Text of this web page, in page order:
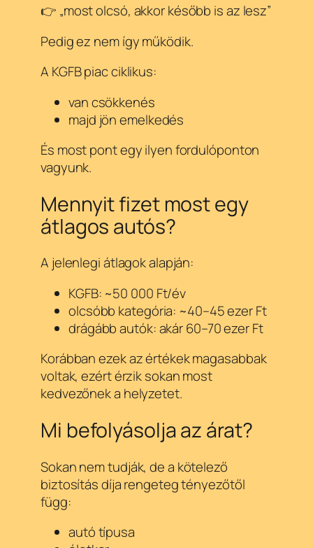
👉 „most olcsó, akkor később is az lesz”
Pedig ez nem így működik.
A KGFB piac ciklikus:
van csökkenés
majd jön emelkedés
És most pont egy ilyen fordulóponton
vagyunk.
Mennyit fizet most egy
átlagos autós?
A jelenlegi átlagok alapján:
KGFB: ~50 000 Ft/év
olcsóbb kategória: ~40–45 ezer Ft
drágább autók: akár 60–70 ezer Ft
Korábban ezek az értékek magasabbak
voltak, ezért érzik sokan most
kedvezőnek a helyzetet.
Mi befolyásolja az árat?
Sokan nem tudják, de a kötelező
biztosítás díja rengeteg tényezőtől
függ:
autó típusa